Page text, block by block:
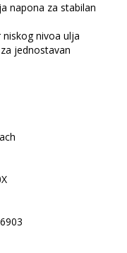
napona za stabilan
nivoa ulja
jednostavan